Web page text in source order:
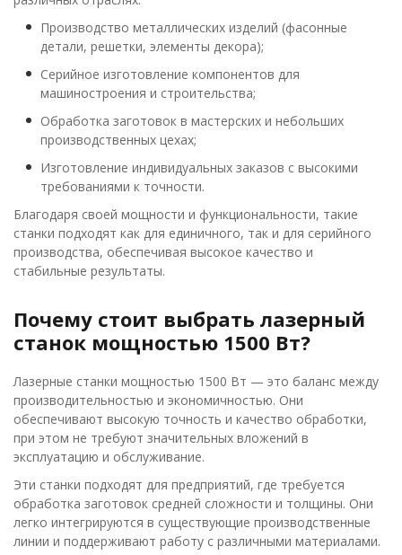
Производство металлических изделий (фасонные
детали, решетки, элементы декора);
Серийное изготовление компонентов для
машиностроения и строительства;
Обработка заготовок в мастерских и небольших
производственных цехах;
Изготовление индивидуальных заказов с высокими
требованиями к точности.
Благодаря своей мощности и функциональности, такие
станки подходят как для единичного, так и для серийного
производства, обеспечивая высокое качество и
стабильные результаты.
Почему стоит выбрать лазерный
станок мощностью 1500 Вт?
Лазерные станки мощностью 1500 Вт — это баланс между
производительностью и экономичностью. Они
обеспечивают высокую точность и качество обработки,
при этом не требуют значительных вложений в
эксплуатацию и обслуживание.
Эти станки подходят для предприятий, где требуется
обработка заготовок средней сложности и толщины. Они
легко интегрируются в существующие производственные
линии и поддерживают работу с различными материалами.